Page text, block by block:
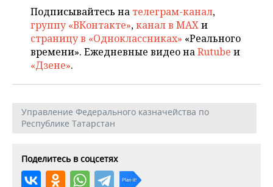
ОПК
ЭНЕРГЕТИКА
ТРАНСПОРТ
УСЛУГИ
МЕДИА
ТЕЛЕКОММУНИКАЦИИ
НОВОСТИ МЕРОПРИЯТИЙ
ВЫЕЗДНАЯ РЕДАКЦИЯ
БИЗНЕС-БРАНЧИ
ОТКРЫТАЯ ЛЕКЦИЯ
СПОРТ
НОВОСТИ СПОРТА
ФУТБОЛ
БАСКЕТБОЛ
КИБЕРСПОРТ
ОБЩЕСТВО
НОВОСТИ ОБЩЕСТВА
ИНФРАСТРУКТУРА
КУЛЬТУРА
ФОТОГАЛЕРЕЯ
СПРАВОЧНИК
СПИСОК КОМПАНИЙ
Подписывайтесь на телеграм-канал,
группу «ВКонтакте»,канал в MAXи
страницу в «Одноклассниках» «Реального
времени». Ежедневные видео наRutube и
«Дзене».
Управление Федерального казначейства по
Республике Татарстан
Поделитесь в соцсетях